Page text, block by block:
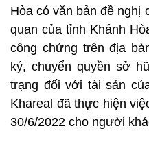
Hòa có văn bản đề nghị
quan của tỉnh Khánh
công chứng trên địa
ký, chuyển quyền sở
trạng đối với tài sản
Khareal đã thực hiện
30/6/2022 cho người